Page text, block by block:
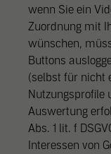
wenn Sie ein
Zuordnung mit
wünschen,
Buttons
(selbst für nicht
Nutzungsprofile
Auswertung
Abs. 1 lit. f
Interessen von